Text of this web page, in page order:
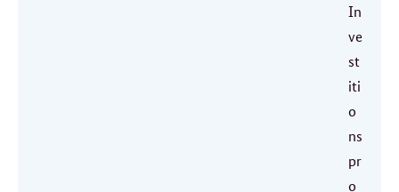
In
ve
st
iti
o
ns
pr
o